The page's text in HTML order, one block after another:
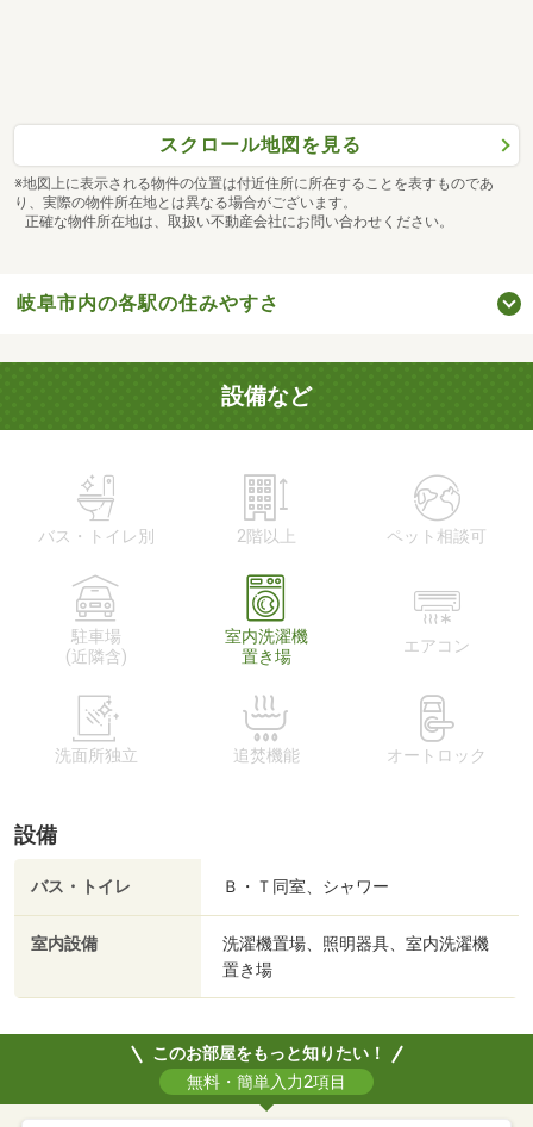
スクロール地図を見る
※地図上に表示される物件の位置は付近住所に所在することを表すものであ
り、実際の物件所在地とは異なる場合がございます。
正確な物件所在地は、取扱い不動産会社にお問い合わせください。
岐阜市内の各駅の住みやすさ
設備など
バス・トイレ別 2階以上 ペット相談可
駐車場
(近隣含)
室内洗濯機
置き場
エアコン
洗面所独立 追焚機能 オートロック
設備
バス・トイレ Ｂ・Ｔ同室、シャワー
室内設備
洗濯機置場、照明器具、室内洗濯機
置き場
このお部屋をもっと知りたい！
無料・簡単入力2項目